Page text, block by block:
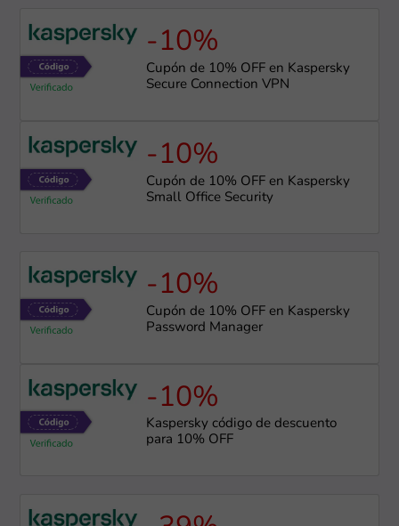
-10%
Cupón de 10% OFF en Kaspersky
Secure Connection VPN
-10%
Cupón de 10% OFF en Kaspersky
Small Office Security
-10%
Cupón de 10% OFF en Kaspersky
Password Manager
-10%
Kaspersky código de descuento
para 10% OFF